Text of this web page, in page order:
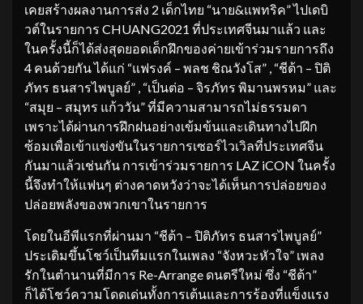
เคยสร้างผลงานการส่ง 2 เด็กไทย “นาย&แพทริค” ไปเดบิ
วต์ในรายการ CHUANG2021 ที่ประเทศจีนมาแล้ว และ
ในครั้งนี้ก็ได้ส่งสุดยอดเด็กฝึกของค่ายเข้าร่วมรายการถึง
4 คนด้วยกัน ได้แก่ “แฟรงค์ – พลช ชิณวังโส” , “ชีต้า – ปิติ
ภัทร ธนสารไพบูลย์” , “เป็นต่อ – จิรภัทร พิมานพรหม” และ
“สมุย – สมุทร แก้ววัน” ที่มีความสามารถไม่ธรรมดา
เพราะได้ผ่านการฝึกฝนอย่างเข้มข้นและเดินทางไปฝึก
ซ้อมเพื่อเข้าแข่งขันในรายการเซอร์ไวเวิลที่ประเทศจีน
กันมาแล้วเช่นกัน การเข้าร่วมรายการ LAZ iCON ในครั้ง
นี้จึงทำให้แฟนๆ ต่างคาดหวังว่าจะได้เห็นการปล่อยของ
ปล่อยพลังของพวกเขาในรายการ
โดยในอีพีแรกที่ผ่านมา “ชีต้า – ปิติภัทร ธนสารไพบูลย์”
ประเดิมขึ้นโชว์เป็นทีมแรกในเพลง “จังหวะหัวใจ” เพลง
รักในตำนานที่มีการ Re-Arrange ดนตรีใหม่ ซึ่ง “ชีต้า”
ก็ได้โชว์ความโดดเด่นทั้งการเต้นและการร้องที่แข็งแรง